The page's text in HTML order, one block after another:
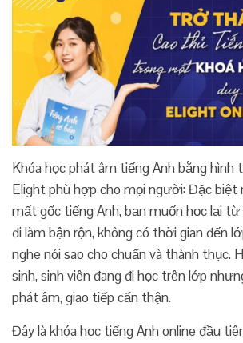
Khóa học phát âm tiếng Anh bằng hình
Elight phù hợp cho mọi người: Đặc biệt
mất gốc tiếng Anh, bạn muốn học lại
đi làm bận rộn, không có thời gian đến
nghe nói sao cho chuẩn và thành thục.
sinh, sinh viên đang đi học trên lớp
phát âm, giao tiếp cẩn thận.
Đây là khóa học tiếng Anh online đầu